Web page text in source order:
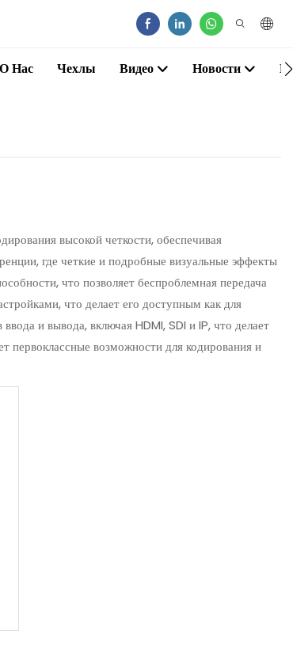
О Нас Чехлы Видео Новости
высокой четкости, обеспечивая
где четкие и подробные визуальные эффекты
что позволяет беспроблемная передача
что делает его доступным как для
и вывода, включая HDMI, SDI и IP, что делает
возможности для кодирования и